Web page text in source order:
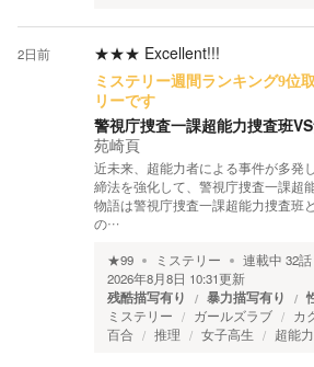
2日前 ★★★ Excellent!!!
ミステリー週間ランキング9位
リーです
警視庁捜査一課超能力捜査班
苑崎頁
近未来、超能力者による事件が多発
締法を強化して、警視庁捜査一課超
物語は警視庁捜査一課超能力捜査班
の…
★99 ミステリー 連載中 32話
2026年8月8日 10:31更新
残酷描写有り 暴力描写有り
ミステリー ガールズラブ
カ
百合
推理 女子高生 超能力